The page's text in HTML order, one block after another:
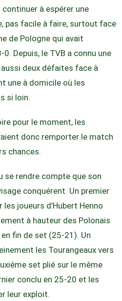
à espérer une
pas facile à faire, surtout face
de Pologne qui avait
Depuis, le TVB a connu une
deux défaites face à
une à domicile où les
si loin.
pour le moment, les
donc remporter le match
chances.
se rendre compte que son
conquérent. Un premier
joueurs d’Hubert Henno
à hauteur des Polonais
fin de set (25-21). Un
les Tourangeaux vers
set plié sur le même
conclu en 25-20 et les
leur exploit.